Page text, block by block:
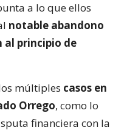
a lo que ellos
notable abandono
al principio de
múltiples casos en
Orrego, como lo
financiera con la